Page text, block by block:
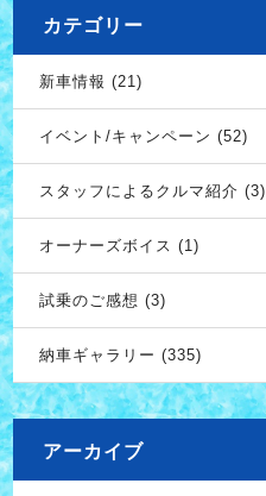
カテゴリー
新車情報 (21)
イベント/キャンペーン (52)
スタッフによるクルマ紹介 (3)
オーナーズボイス (1)
試乗のご感想 (3)
納車ギャラリー (335)
アーカイブ